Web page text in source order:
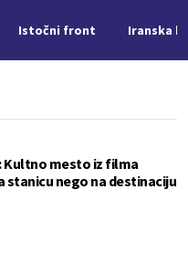
Istočni front Iranska
Kultno mesto iz filma
stanicu nego na destinaciju